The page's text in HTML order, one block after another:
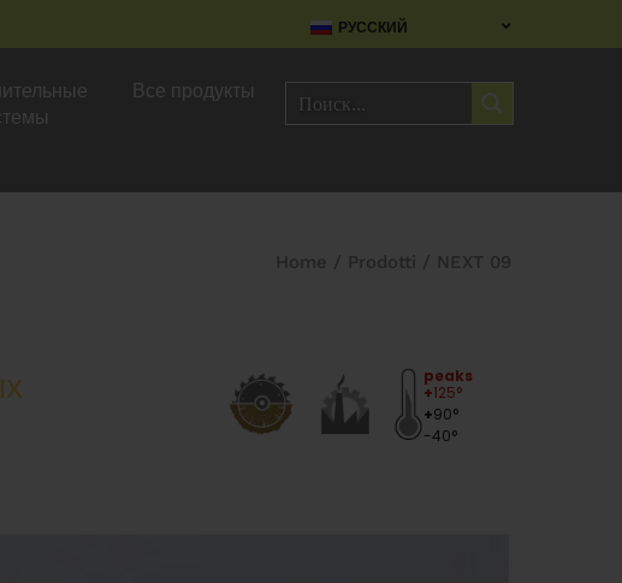
РУССКИЙ
Все продукты
Home / Prodotti / NEXT 09
peaks
+125°
+90°
-40°